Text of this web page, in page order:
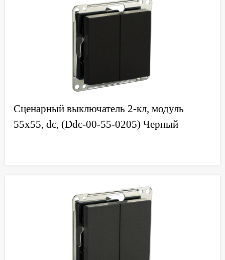
Сценарный выключатель 2-кл, модуль
55х55, dc, (Ddc-00-55-0205) Черный